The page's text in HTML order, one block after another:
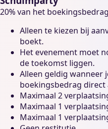
20% van het boekingsbedrag
Alleen te kiezen bij
boekt.
Het evenement moet
de toekomst liggen.
Alleen geldig wanneer
boekingsbedrag direct
Maximaal 2
Maximaal 1
Maximaal 1